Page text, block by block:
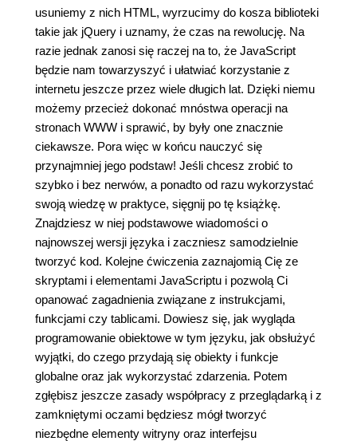
usuniemy z nich HTML, wyrzucimy do kosza biblioteki
takie jak jQuery i uznamy, że czas na rewolucję. Na
razie jednak zanosi się raczej na to, że JavaScript
będzie nam towarzyszyć i ułatwiać korzystanie z
internetu jeszcze przez wiele długich lat. Dzięki niemu
możemy przecież dokonać mnóstwa operacji na
stronach WWW i sprawić, by były one znacznie
ciekawsze. Pora więc w końcu nauczyć się
przynajmniej jego podstaw! Jeśli chcesz zrobić to
szybko i bez nerwów, a ponadto od razu wykorzystać
swoją wiedzę w praktyce, sięgnij po tę książkę.
Znajdziesz w niej podstawowe wiadomości o
najnowszej wersji języka i zaczniesz samodzielnie
tworzyć kod. Kolejne ćwiczenia zaznajomią Cię ze
skryptami i elementami JavaScriptu i pozwolą Ci
opanować zagadnienia związane z instrukcjami,
funkcjami czy tablicami. Dowiesz się, jak wygląda
programowanie obiektowe w tym języku, jak obsłużyć
wyjątki, do czego przydają się obiekty i funkcje
globalne oraz jak wykorzystać zdarzenia. Potem
zgłębisz jeszcze zasady współpracy z przeglądarką i z
zamkniętymi oczami będziesz mógł tworzyć
niezbędne elementy witryny oraz interfejsu